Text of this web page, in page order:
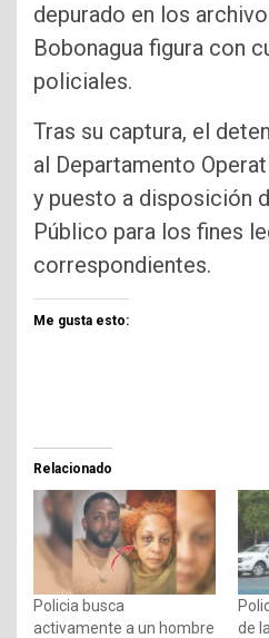
depurado en los
Bobonagua figura con
policiales.
Tras su captura, el
al Departamento
y puesto a disposición
Público para los fines
correspondientes.
Me gusta esto:
Relacionado
Policia busca
activamente a un hombre
de